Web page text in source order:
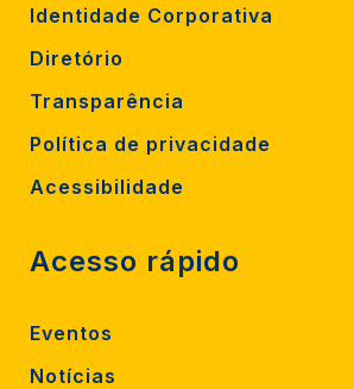
Identidade Corporativa
Diretório
Transparência
Política de privacidade
Acessibilidade
Acesso rápido
Eventos
Notícias